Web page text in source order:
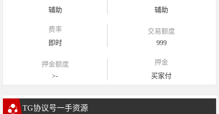
辅助
辅助
费率
即时
交易额度
999
押金额度
>-
押金
买家付
TG协议号一手资源